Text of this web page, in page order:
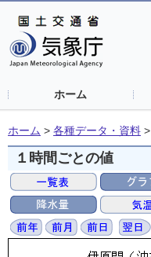
ホーム
ホーム > 各種データ・資料 >
１時間ごとの値